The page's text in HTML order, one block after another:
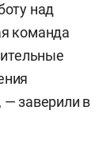
над
команда
заверили в